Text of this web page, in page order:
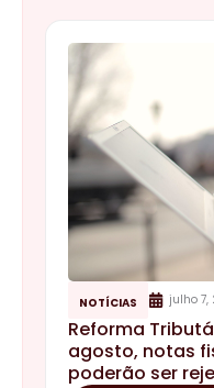
NOTÍCIAS julho 7,
Reforma
agosto, notas
poderão ser